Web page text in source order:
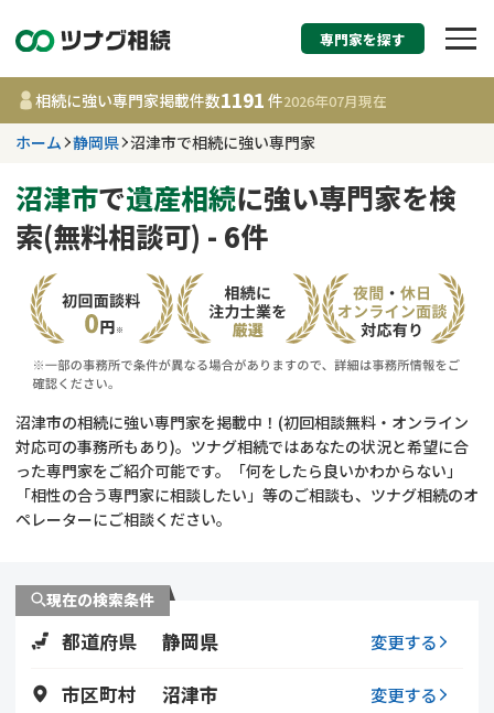
相続税申告・相続手
す
静岡県
事務所
相談内容で探す
相続登記
遺留分侵害額請求
コラム
相続手続き
専門家を探す
相続に強い専門家掲載件数1191 件2026年07月現在
ホーム 静岡県 沼津市で相続に強い専門家
沼津市で遺産相続に強い専門家を検
索(無料相談可) - 6件
沼津市の相続に強い専門家を掲載中！(初回相談無料・オンライン
対応可の事務所もあり)。ツナグ相続ではあなたの状況と希望に合
った専門家をご紹介可能です。「何をしたら良いかわからない」
「相性の合う専門家に相談したい」等のご相談も、ツナグ相続のオ
ペレーターにご相談ください。
現在の検索条件
都道府県 静岡県 変更する
市区町村 沼津市 変更する